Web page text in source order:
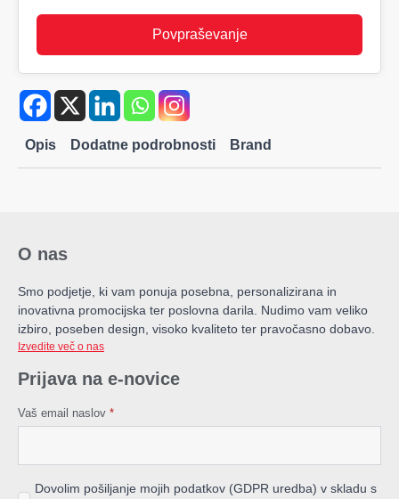
Povpraševanje
Opis Dodatne podrobnosti Brand
O nas
Smo podjetje, ki vam ponuja posebna, personalizirana in
inovativna promocijska ter poslovna darila. Nudimo vam veliko
izbiro, poseben design, visoko kvaliteto ter pravočasno dobavo.
Izvedite več o nas
Prijava na e-novice
Vaš email naslov *
Dovolim pošiljanje mojih podatkov (GDPR uredba) v skladu s